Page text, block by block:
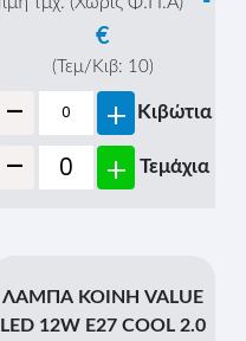
€
(Τεμ/Κιβ: 10)
- + Κιβώτια
- + Τεμάχια
ΛΑΜΠΑ ΚΟΙΝΗ VALUE
LED 12W Ε27 COOL 2.0